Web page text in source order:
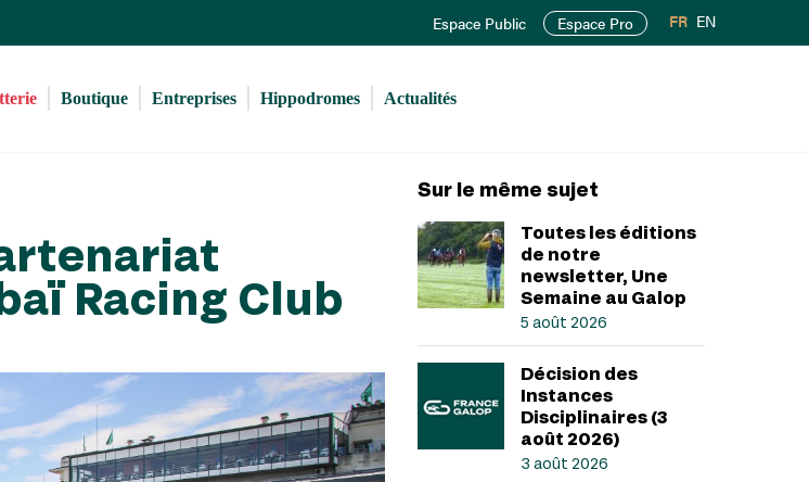
au
principal
Espace Public Espace Pro FR EN
Boutique Entreprises Hippodromes Actualités
Racing Club
Sur le même sujet
Toutes les éditions
de notre
newsletter, Une
Semaine au Galop
5 août 2026
Décision des
Instances
Disciplinaires (3
août 2026)
3 août 2026